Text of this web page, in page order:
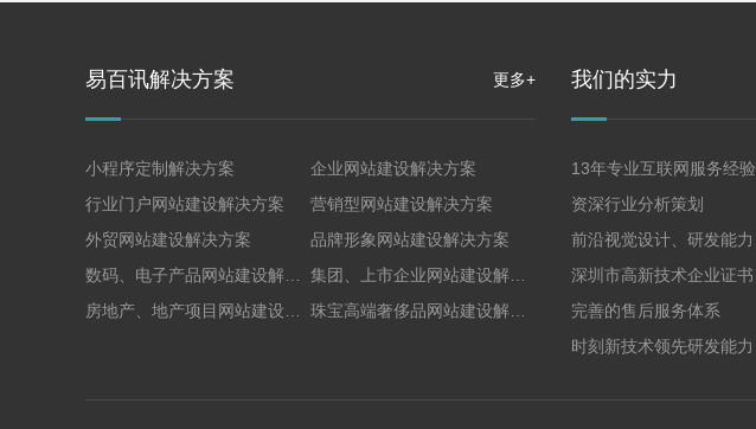
易百讯解决方案 更多+
小程序定制解决方案
企业网站建设解决方案
行业门户网站建设解决方案
营销型网站建设解决方案
外贸网站建设解决方案
品牌形象网站建设解决方案
我们的实力
13年专业互联网服务经验
资深行业分析策划
前沿视觉设计、研发能力
深圳市高新技术企业证书
完善的售后服务体系
时刻新技术领先研发能力